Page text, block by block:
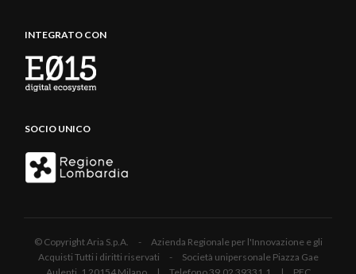
INTEGRATO CON
SOCIO UNICO
© Copyright Aria S.p.A. - Azienda Regionale per l'Innovazione e gli
Acquisti Tutti i diritti riservati - Società unipersonale Piazza Gae